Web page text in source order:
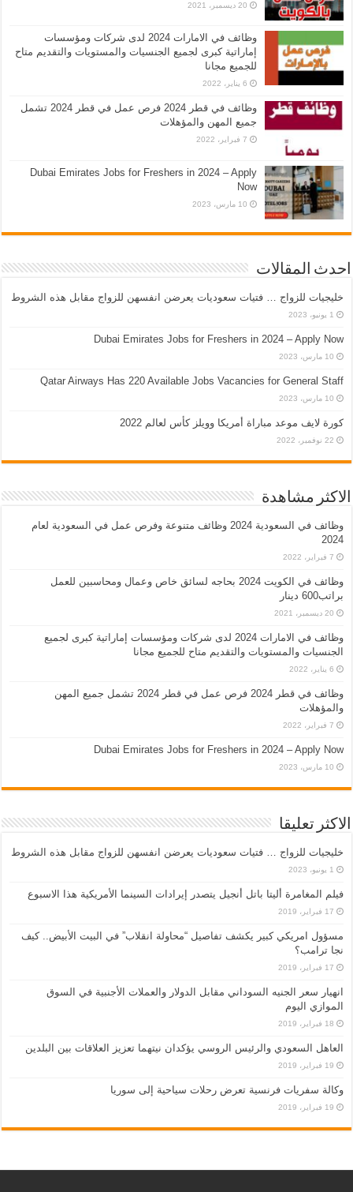
20 ديسمبر، 2021
وظائف في الامارات 2024 لدى شركات ومؤسسات
إماراتية كبرى لجميع الجنسيات والمستويات والتقديم متاح
للجميع مجانا
6 يناير، 2022
وظائف في قطر 2024 فرص عمل في قطر 2024 تشمل
جميع المهن والمؤهلات
7 فبراير، 2022
Dubai Emirates Jobs for Freshers in 2024 – Apply
Now
10 مارس، 2023
احدث المقالات
خليجيات للزواج … فتيات سعوديات يعرضن انفسهن للزواج مقابل هذه الشروط
1 يونيو، 2023
Dubai Emirates Jobs for Freshers in 2024 – Apply Now
10 مارس، 2023
Qatar Airways Has 220 Available Jobs Vacancies for General Staff
10 مارس، 2023
كورة لايف موعد مباراة أمريكا وويلز كأس لعالم 2022
22 نوفمبر، 2022
الاكثر مشاهدة
وظائف في السعودية 2024 وظائف متنوعة وفرص عمل في السعودية لعام
2024
7 فبراير، 2022
وظائف في الكويت 2024 بحاجه لسائق خاص وعمال ومحاسبين للعمل
براتب600 دينار
20 ديسمبر، 2021
وظائف في الامارات 2024 لدى شركات ومؤسسات إماراتية كبرى لجميع
الجنسيات والمستويات والتقديم متاح للجميع مجانا
6 يناير، 2022
وظائف في قطر 2024 فرص عمل في قطر 2024 تشمل جميع المهن
والمؤهلات
7 فبراير، 2022
Dubai Emirates Jobs for Freshers in 2024 – Apply Now
10 مارس، 2023
الاكثر تعليقا
خليجيات للزواج … فتيات سعوديات يعرضن انفسهن للزواج مقابل هذه الشروط
1 يونيو، 2023
فيلم المغامرة أليتا‭ ‬باتل أنجيل يتصدر إيرادات السينما الأمريكية هذا الاسبوع
17 فبراير، 2019
مسؤول امريكي كبير يكشف تفاصيل “محاولة انقلاب” في البيت الأبيض.. كيف
نجا ترامب؟
17 فبراير، 2019
انهيار سعر الجنيه السوداني مقابل الدولار والعملات الأجنبية في السوق
الموازي اليوم
18 فبراير، 2019
العاهل السعودي والرئيس الروسي يؤكدان نيتهما تعزيز العلاقات بين البلدين
19 فبراير، 2019
وكالة سفريات فرنسية تعرض رحلات سياحية إلى سوريا
19 فبراير، 2019